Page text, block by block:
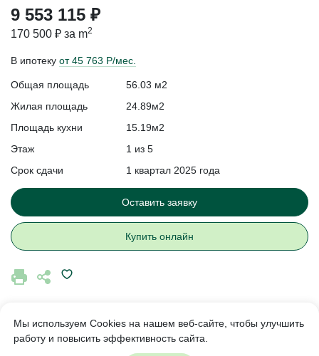
9 553 115 ₽
170 500 ₽ за m2
В ипотеку от 45 763 Р/мес.
Общая площадь
56.03 м2
Жилая площадь
24.89м2
Площадь кухни
15.19м2
Этаж
1 из 5
Срок сдачи
1 квартал 2025 года
Оставить заявку
Купить онлайн
Мы используем Cookies на нашем веб-сайте, чтобы улучшить
работу и повысить эффективность сайта.